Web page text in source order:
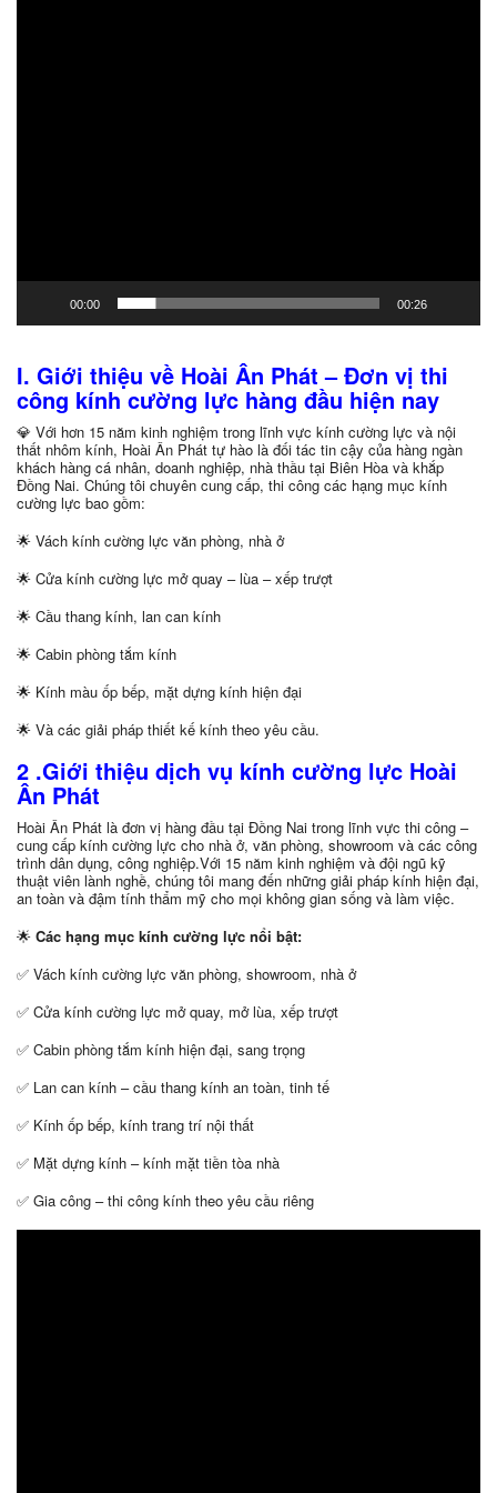
00:00 00:26
I. Giới thiệu về Hoài Ân Phát – Đơn vị thi
công kính cường lực hàng đầu hiện nay
💎 Với hơn 15 năm kinh nghiệm trong lĩnh vực kính cường lực và nội
thất nhôm kính, Hoài Ân Phát tự hào là đối tác tin cậy của hàng ngàn
khách hàng cá nhân, doanh nghiệp, nhà thầu tại Biên Hòa và khắp
Đồng Nai. Chúng tôi chuyên cung cấp, thi công các hạng mục kính
cường lực bao gồm:
🌟 Vách kính cường lực văn phòng, nhà ở
🌟 Cửa kính cường lực mở quay – lùa – xếp trượt
🌟 Cầu thang kính, lan can kính
🌟 Cabin phòng tắm kính
🌟 Kính màu ốp bếp, mặt dựng kính hiện đại
🌟 Và các giải pháp thiết kế kính theo yêu cầu.
2 .Giới thiệu dịch vụ kính cường lực Hoài
Ân Phát
Hoài Ân Phát là đơn vị hàng đầu tại Đồng Nai trong lĩnh vực thi công –
cung cấp kính cường lực cho nhà ở, văn phòng, showroom và các công
trình dân dụng, công nghiệp.Với 15 năm kinh nghiệm và đội ngũ kỹ
thuật viên lành nghề, chúng tôi mang đến những giải pháp kính hiện đại,
an toàn và đậm tính thẩm mỹ cho mọi không gian sống và làm việc.
🌟 Các hạng mục kính cường lực nổi bật:
✅ Vách kính cường lực văn phòng, showroom, nhà ở
✅ Cửa kính cường lực mở quay, mở lùa, xếp trượt
✅ Cabin phòng tắm kính hiện đại, sang trọng
✅ Lan can kính – cầu thang kính an toàn, tinh tế
✅ Kính ốp bếp, kính trang trí nội thất
✅ Mặt dựng kính – kính mặt tiền tòa nhà
✅ Gia công – thi công kính theo yêu cầu riêng